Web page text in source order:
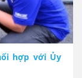
hợp với Ủy